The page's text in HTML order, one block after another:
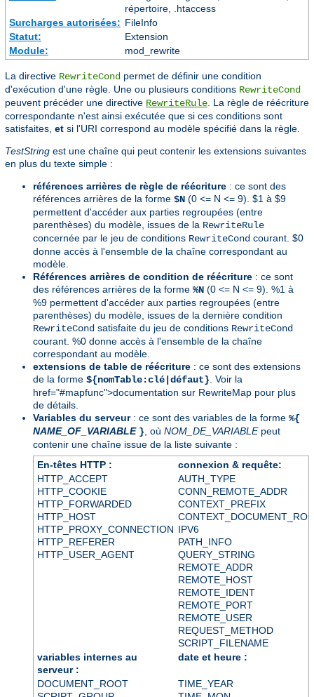
répertoire, .htaccess
Surcharges autorisées: FileInfo
Statut:
Extension
Module:
mod_rewrite
La directive RewriteCond permet de définir une condition
d'exécution d'une règle. Une ou plusieurs conditions RewriteCond
peuvent précéder une directive RewriteRule . La règle de réécriture
correspondante n'est ainsi exécutée que si ces conditions sont
satisfaites, et si l'URI correspond au modèle spécifié dans la règle.
TestString est une chaîne qui peut contenir les extensions suivantes
en plus du texte simple :
références arrières de règle de réécriture : ce sont des
références arrières de la forme $N (0 <= N <= 9). $1 à $9
permettent d'accéder aux parties regroupées (entre
parenthèses) du modèle, issues de la RewriteRule
concernée par le jeu de conditions RewriteCond courant. $0
donne accès à l'ensemble de la chaîne correspondant au
modèle.
Références arrières de condition de réécriture : ce sont
des références arrières de la forme %N (0 <= N <= 9). %1 à
%9 permettent d'accéder aux parties regroupées (entre
parenthèses) du modèle, issues de la dernière condition
RewriteCond satisfaite du jeu de conditions RewriteCond
courant. %0 donne accès à l'ensemble de la chaîne
correspondant au modèle.
extensions de table de réécriture : ce sont des extensions
de la forme ${nomTable:clé|défaut} . Voir la
href="#mapfunc">documentation sur RewriteMap pour plus
de détails.
Variables du serveur: ce sont des variables de la forme %{
NAME_OF_VARIABLE } , où NOM_DE_VARIABLEpeut
contenir une chaîne issue de la liste suivante :
En-têtes HTTP :
connexion & requête:
HTTP_ACCEPT
HTTP_COOKIE
HTTP_FORWARDED
HTTP_HOST
HTTP_PROXY_CONNECTION
HTTP_REFERER
HTTP_USER_AGENT
AUTH_TYPE
CONN_REMOTE_ADDR
CONTEXT_PREFIX
IPV6
PATH_INFO
QUERY_STRING
REMOTE_ADDR
REMOTE_HOST
REMOTE_IDENT
REMOTE_PORT
REMOTE_USER
REQUEST_METHOD
SCRIPT_FILENAME
variables internes au
serveur :
date et heure :
DOCUMENT_ROOT
TIME_YEAR